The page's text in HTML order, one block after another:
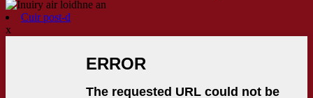
Cuir post-d
x